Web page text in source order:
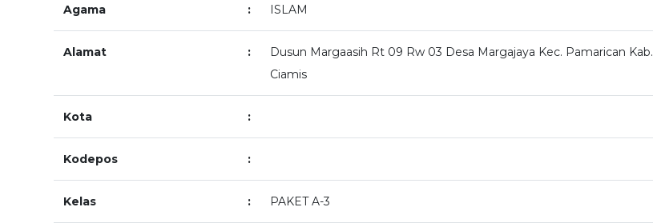
Agama : ISLAM
Alamat :
Dusun Margaasih Rt 09 Rw 03 Desa Margajaya Kec. Pamarican Kab.
Ciamis
Kota :
Kodepos :
Kelas : PAKET A-3